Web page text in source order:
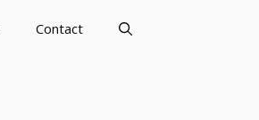
Contact